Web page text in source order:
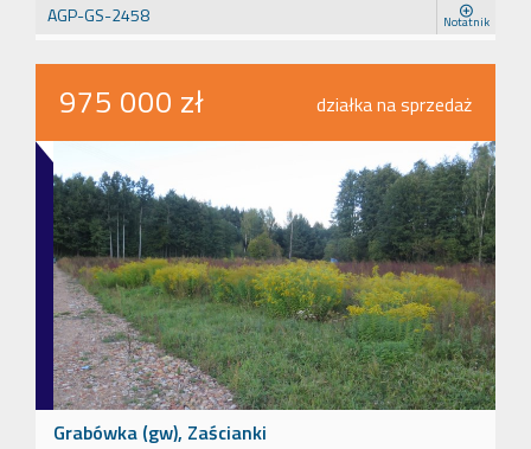
AGP-GS-2458 Notatnik
975 000 zł działka na sprzedaż
Grabówka (gw), Zaścianki